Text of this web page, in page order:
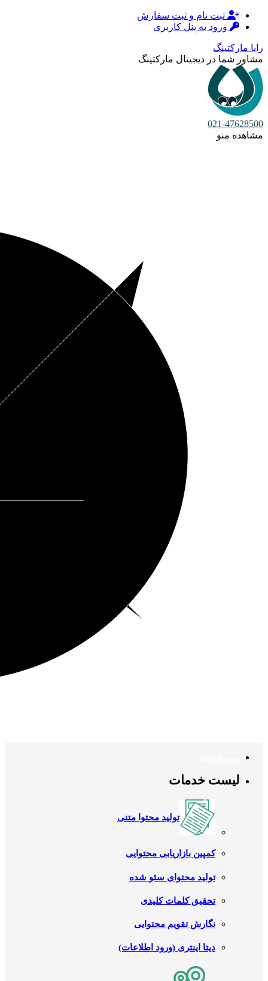
ثبت نام و ثبت سفارش
ورود به پنل کاربری
رایا مارکتینگ
مشاور شما در دیجیتال مارکتینگ
021-47628500
مشاهده منو
لیست خدمات
تولید محتوا متنی
کمپین بازاریابی محتوایی
تولید محتوای سئو شده
تحقیق کلمات کلیدی
نگارش تقویم محتوایی
دیتا اینتری (ورود اطلاعات)